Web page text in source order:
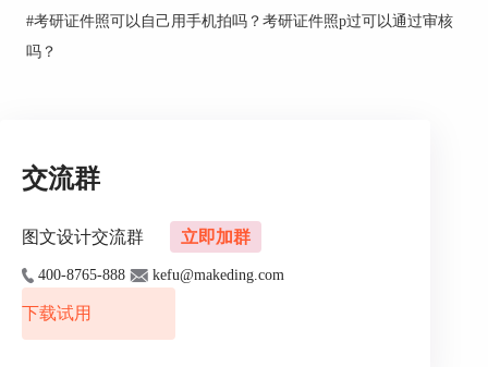
#考研证件照可以自己用手机拍吗？考研证件照p过可以通过审核
吗？
交流群
图文设计交流群 立即加群
400-8765-888 kefu@makeding.com
下载试用